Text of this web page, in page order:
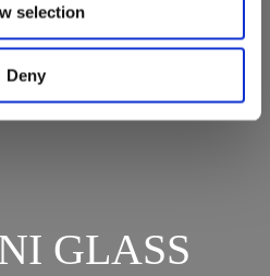
selection
Deny
GLASS